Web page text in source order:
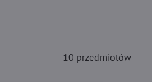
10 przedmiotów